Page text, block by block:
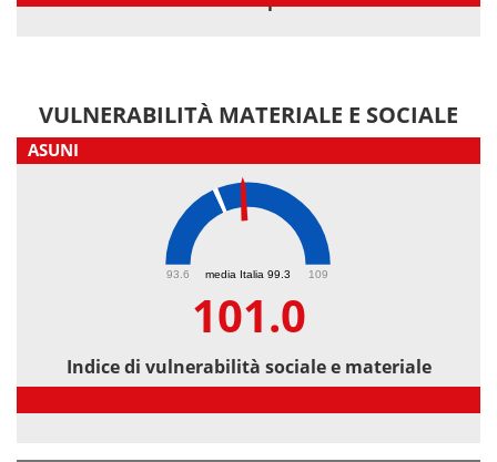
VULNERABILITÀ MATERIALE E SOCIALE
ASUNI
media Italia 99.3
93.6 109
101.0
Indice di vulnerabilità sociale e materiale